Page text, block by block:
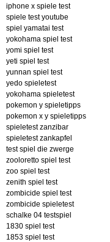
iphone x spiele test
spiele test youtube
spiel yamatai test
yokohama spiel test
yomi spiel test
yeti spiel test
yunnan spiel test
yedo spieletest
yokohama spieletest
pokemon y spieletipps
pokemon x y spieletipps
spieletest zanzibar
spieletest zankapfel
test spiel die zwerge
zooloretto spiel test
zoo spiel test
zenith spiel test
zombicide spiel test
zombicide spieletest
schalke 04 testspiel
1830 spiel test
1853 spiel test